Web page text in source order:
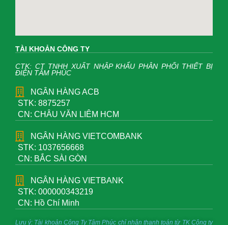
TÀI KHOẢN CÔNG TY
CTK: CT TNHH XUẤT NHẬP KHẨU PHÂN PHỐI THIẾT BỊ
ĐIỆN TÂM PHÚC
NGÂN HÀNG ACB
STK: 8875257
CN: CHÂU VĂN LIÊM HCM
NGÂN HÀNG VIETCOMBANK
STK: 1037656668
CN: BẮC SÀI GÒN
NGÂN HÀNG VIETBANK
STK: 000000343219
CN: Hồ Chí Minh
Lưu ý: Tài khoản Công Ty Tâm Phúc chỉ nhận thanh toán từ TK Công ty